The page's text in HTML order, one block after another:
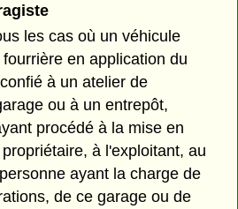
les cas où un véhicule
en application du
à un atelier de
ou à un entrepôt,
procédé à la mise en
à l'exploitant, au
ayant la charge de
de ce garage ou de